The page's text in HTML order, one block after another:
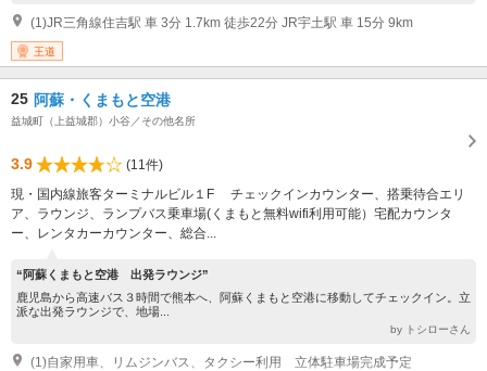
(1)JR三角線住吉駅 車 3分 1.7km 徒歩22分 JR宇土駅 車 15分 9km
王道
25 阿蘇・くまもと空港
益城町（上益城郡）小谷／その他名所
3.9
(11件)
現・国内線旅客ターミナルビル１F チェックインカウンター、搭乗待合エリ
ア、ラウンジ、ランプバス乗車場(くまもと無料wifi利用可能）宅配カウンタ
ー、レンタカーカウンター、総合...
“阿蘇くまもと空港 出発ラウンジ”
鹿児島から高速バス３時間で熊本へ、阿蘇くまもと空港に移動してチェックイン。立
派な出発ラウンジで、地場...
by トシローさん
(1)自家用車、リムジンバス、タクシー利用 立体駐車場完成予定